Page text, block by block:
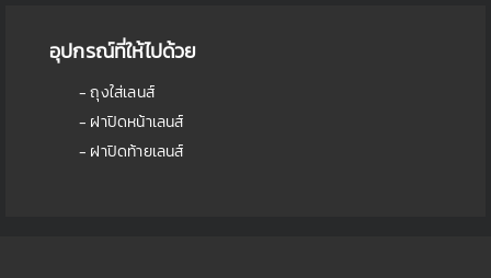
อุปกรณ์ที่ให้ไปด้วย
- ถุงใส่เลนส์
- ฝาปิดหน้าเลนส์
- ฝาปิดท้ายเลนส์